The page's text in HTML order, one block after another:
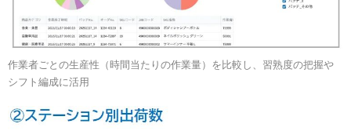
作業者ごとの生産性（時間当たりの作業量）を比較し、習熟度の把握や
シフト編成に活用